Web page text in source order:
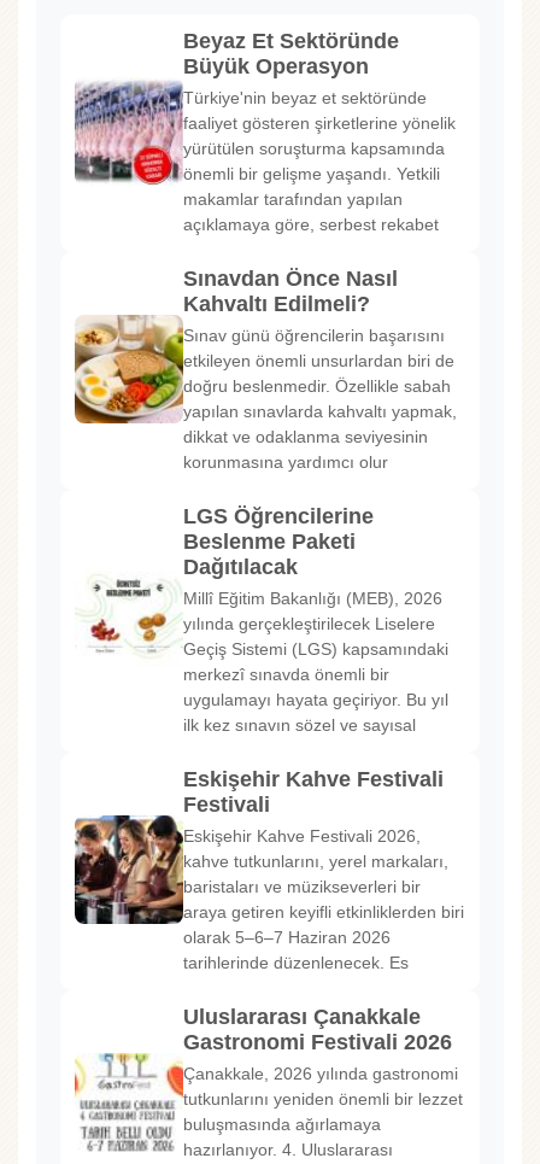
Beyaz Et Sektöründe
Büyük Operasyon
Türkiye'nin beyaz et sektöründe
faaliyet gösteren şirketlerine yönelik
yürütülen soruşturma kapsamında
önemli bir gelişme yaşandı. Yetkili
makamlar tarafından yapılan
açıklamaya göre, serbest rekabet
Sınavdan Önce Nasıl
Kahvaltı Edilmeli?
Sınav günü öğrencilerin başarısını
etkileyen önemli unsurlardan biri de
doğru beslenmedir. Özellikle sabah
yapılan sınavlarda kahvaltı yapmak,
dikkat ve odaklanma seviyesinin
korunmasına yardımcı olur
LGS Öğrencilerine
Beslenme Paketi
Dağıtılacak
Millî Eğitim Bakanlığı (MEB), 2026
yılında gerçekleştirilecek Liselere
Geçiş Sistemi (LGS) kapsamındaki
merkezî sınavda önemli bir
uygulamayı hayata geçiriyor. Bu yıl
ilk kez sınavın sözel ve sayısal
Eskişehir Kahve Festivali
Festivali
Eskişehir Kahve Festivali 2026,
kahve tutkunlarını, yerel markaları,
baristaları ve müzikseverleri bir
araya getiren keyifli etkinliklerden biri
olarak 5–6–7 Haziran 2026
tarihlerinde düzenlenecek. Es
Uluslararası Çanakkale
Gastronomi Festivali 2026
Çanakkale, 2026 yılında gastronomi
tutkunlarını yeniden önemli bir lezzet
buluşmasında ağırlamaya
hazırlanıyor. 4. Uluslararası